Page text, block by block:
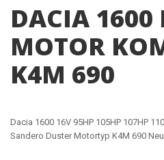
DACIA 1600
MOTOR
K4M 690
Dacia 1600 16V 95HP 105HP 107HP
Sandero Duster Motortyp K4M 690